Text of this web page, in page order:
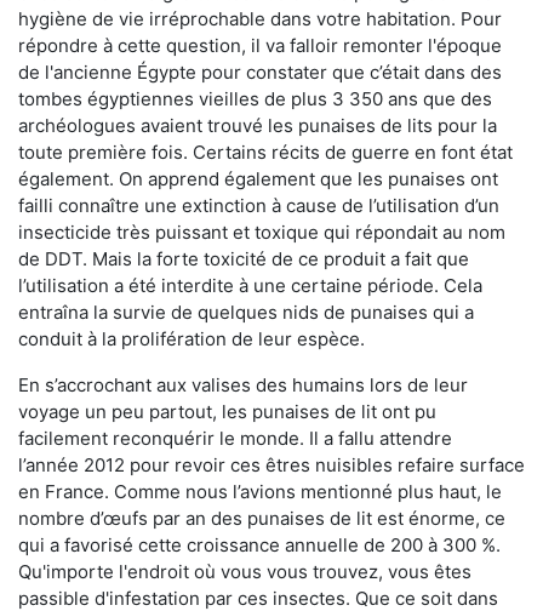
hygiène de vie irréprochable dans votre habitation. Pour
répondre à cette question, il va falloir remonter l'époque
de l'ancienne Égypte pour constater que c’était dans des
tombes égyptiennes vieilles de plus 3 350 ans que des
archéologues avaient trouvé les punaises de lits pour la
toute première fois. Certains récits de guerre en font état
également. On apprend également que les punaises ont
failli connaître une extinction à cause de l’utilisation d’un
insecticide très puissant et toxique qui répondait au nom
de DDT. Mais la forte toxicité de ce produit a fait que
l’utilisation a été interdite à une certaine période. Cela
entraîna la survie de quelques nids de punaises qui a
conduit à la prolifération de leur espèce.
En s’accrochant aux valises des humains lors de leur
voyage un peu partout, les punaises de lit ont pu
facilement reconquérir le monde. Il a fallu attendre
l’année 2012 pour revoir ces êtres nuisibles refaire surface
en France. Comme nous l’avions mentionné plus haut, le
nombre d’œufs par an des punaises de lit est énorme, ce
qui a favorisé cette croissance annuelle de 200 à 300 %.
Qu'importe l'endroit où vous vous trouvez, vous êtes
passible d'infestation par ces insectes. Que ce soit dans